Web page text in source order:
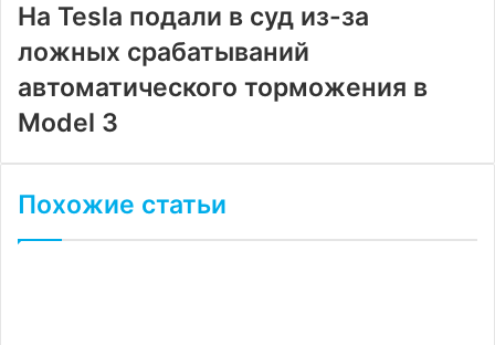
На Tesla подали в суд из-за
ложных срабатываний
автоматического торможения в
Model 3
Похожие статьи